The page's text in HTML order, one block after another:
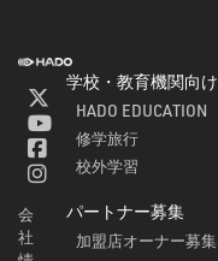
会
社
学校・教育機関向け
HADO EDUCATION
修学旅行
校外学習
パートナー募集
加盟店オーナー募集